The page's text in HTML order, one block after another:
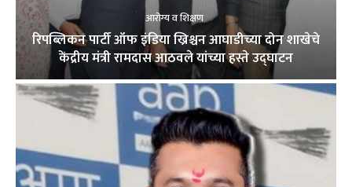
आरोग्य व शिक्षण
रिपब्लिकन पार्टी ऑफ इंडिया ख्रिश्चन आघाडीच्या दोन शाखेचे
केंद्रीय मंत्री रामदास आठवले यांच्या हस्ते उद्घाटन